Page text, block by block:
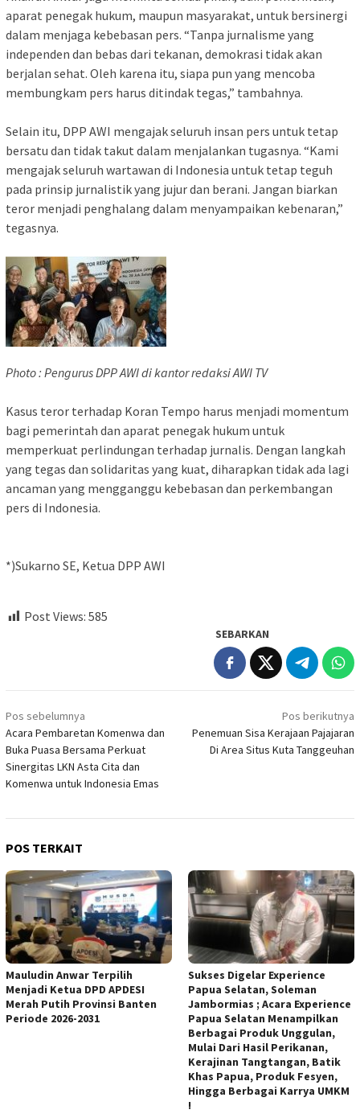
aparat penegak hukum, maupun masyarakat, untuk bersinergi
dalam menjaga kebebasan pers. “Tanpa jurnalisme yang
independen dan bebas dari tekanan, demokrasi tidak akan
berjalan sehat. Oleh karena itu, siapa pun yang mencoba
membungkam pers harus ditindak tegas,” tambahnya.
Selain itu, DPP AWI mengajak seluruh insan pers untuk tetap
bersatu dan tidak takut dalam menjalankan tugasnya. “Kami
mengajak seluruh wartawan di Indonesia untuk tetap teguh
pada prinsip jurnalistik yang jujur dan berani. Jangan biarkan
teror menjadi penghalang dalam menyampaikan kebenaran,”
tegasnya.
Photo : Pengurus DPP AWI di kantor redaksi AWI TV
Kasus teror terhadap Koran Tempo harus menjadi momentum
bagi pemerintah dan aparat penegak hukum untuk
memperkuat perlindungan terhadap jurnalis. Dengan langkah
yang tegas dan solidaritas yang kuat, diharapkan tidak ada lagi
ancaman yang mengganggu kebebasan dan perkembangan
pers di Indonesia.
*)Sukarno SE, Ketua DPP AWI
Post Views: 585
SEBARKAN
Navigasi
pos
Pos sebelumnya
Acara Pembaretan Komenwa dan
Buka Puasa Bersama Perkuat
Sinergitas LKN Asta Cita dan
Komenwa untuk Indonesia Emas
Pos berikutnya
Penemuan Sisa Kerajaan Pajajaran
Di Area Situs Kuta Tanggeuhan
POS TERKAIT
Mauludin Anwar Terpilih
Menjadi Ketua DPD APDESI
Merah Putih Provinsi Banten
Periode 2026-2031
Sukses Digelar Experience
Papua Selatan, Soleman
Jambormias ; Acara Experience
Papua Selatan Menampilkan
Berbagai Produk Unggulan,
Mulai Dari Hasil Perikanan,
Kerajinan Tangtangan, Batik
Khas Papua, Produk Fesyen,
Hingga Berbagai Karrya UMKM
!